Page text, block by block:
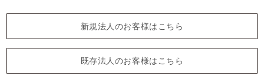
新規法人のお客様はこちら
既存法人のお客様はこちら